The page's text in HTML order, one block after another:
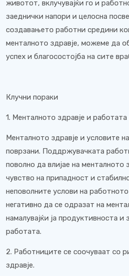
животот, вклучувајќи го и
заеднички напори и целосна
создавањето работни средини
менталното здравје, можеме да
успех и благосостојба на сите
Клучни пораки
1. Менталното здравје и
Менталното здравје и условите
поврзани. Поддржувачката
поволно да влијае на менталното
чувство на припадност и
неповолните услови на
негативно да се одразат на
намалувајќи ја продуктивноста
работата.
2. Работниците се соочуваат со
здравје.